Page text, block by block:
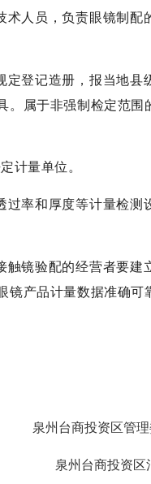
人员，负责眼镜制配
登记造册，报当地县
。属于非强制检定范围
计量单位。
过率和厚度等计量检测
镜验配的经营者要建
镜产品计量数据准确可
泉州台商投资区管
泉州台商投资区